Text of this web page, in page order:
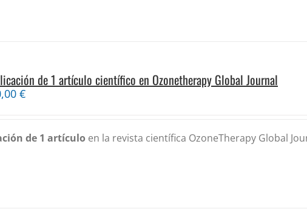
de 1 artículo científico en Ozonetherapy Global Journal
€
de 1 artículo en la revista científica OzoneTherapy Global